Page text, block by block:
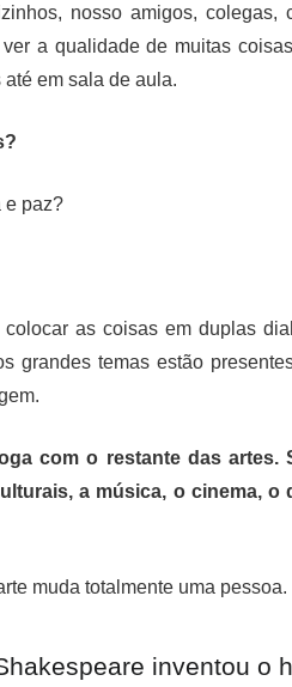
nosso amigos, colegas,
a qualidade de muitas
em sala de aula.
e paz?
as coisas em duplas
grandes temas estão
com o restante das artes.
a música, o cinema, o
muda totalmente uma pessoa.
inventou o